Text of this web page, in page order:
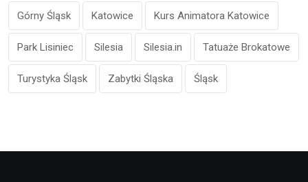
Górny Śląsk Katowice Kurs Animatora Katowice
Park Lisiniec Silesia Silesia.in Tatuaże Brokatowe
Turystyka Śląsk Zabytki Śląska Śląsk